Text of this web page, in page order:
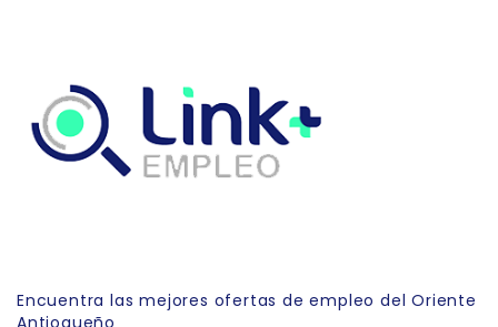
Encuentra las mejores ofertas de empleo del Oriente
Antioqueño